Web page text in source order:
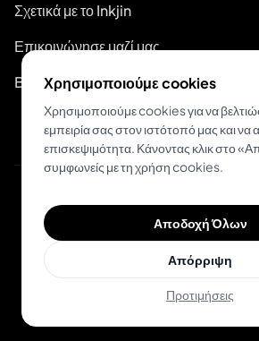
Σχετικά με το Inkjin
Επικοινώνησε μαζί μας
Branding Kit
© 2026 Inkjin
Πολιτική ΑπορρήτουΌροι Χρήσης
Χρησιμοποιούμε cookies
Χρησιμοποιούμε cookies για να
εμπειρία σας στον ιστότοπό μας και
επισκεψιμότητα. Κάνοντας κλικ στο
συμφωνείς με τη χρήση cookies.
Αποδοχή Όλων
Απόρριψη
Προτιμήσεις